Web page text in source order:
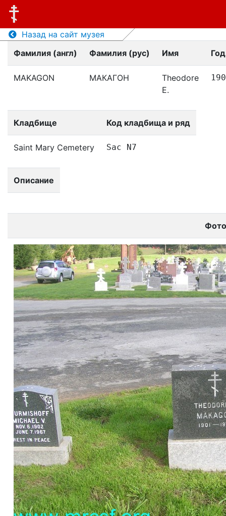
Назад на сайт музея
Фамилия (англ)
Фамилия (рус) Имя
MAKAGON МАКАГОН
Theodore
E.
Кладбище Код кладбища и ряд
Saint Mary Cemetery Sac N7
Описание
Фото